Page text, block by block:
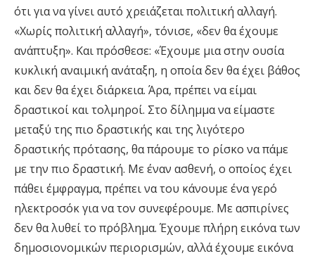
ότι για να γίνει αυτό χρειάζεται πολιτική αλλαγή.
«Χωρίς πολιτική αλλαγή», τόνισε, «δεν θα έχουμε
ανάπτυξη». Και πρόσθεσε: «Έχουμε μια στην ουσία
κυκλική αναιμική ανάταξη, η οποία δεν θα έχει βάθος
και δεν θα έχει διάρκεια. Άρα, πρέπει να είμαι
δραστικοί και τολμηροί. Στο δίλημμα να είμαστε
μεταξύ της πιο δραστικής και της λιγότερο
δραστικής πρότασης, θα πάρουμε το ρίσκο να πάμε
με την πιο δραστική. Με έναν ασθενή, ο οποίος έχει
πάθει έμφραγμα, πρέπει να του κάνουμε ένα γερό
ηλεκτροσόκ για να τον συνεφέρουμε. Με ασπιρίνες
δεν θα λυθεί το πρόβλημα. Έχουμε πλήρη εικόνα των
δημοσιονομικών περιορισμών, αλλά έχουμε εικόνα